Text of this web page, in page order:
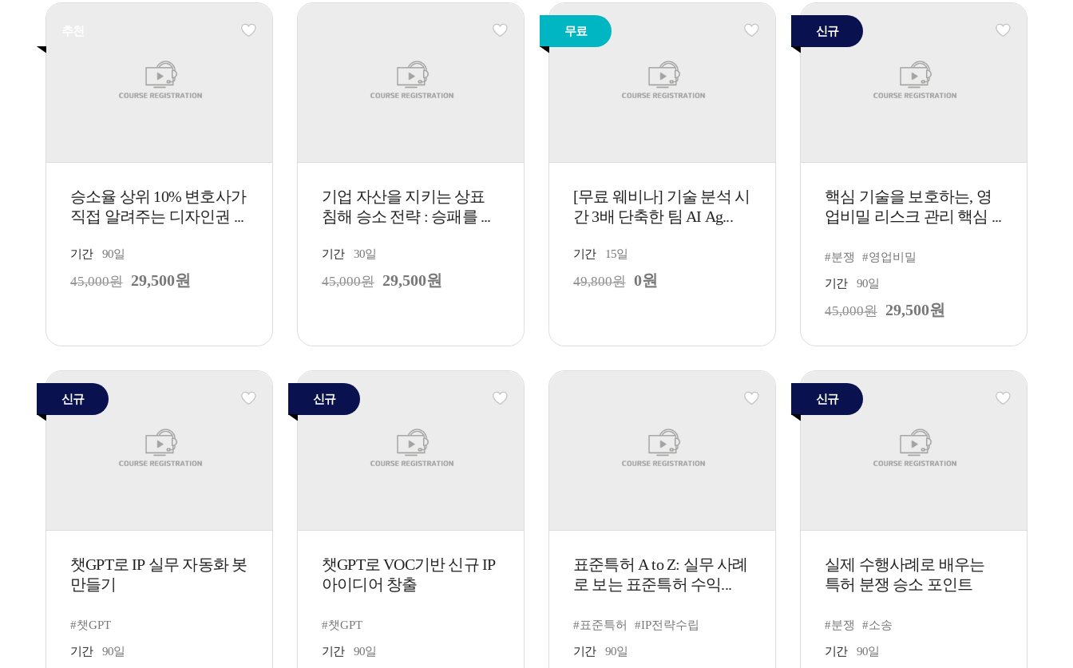
승소율 상위 10% 변호사가
직접 알려주는 디자인권 ...
기간 90일
45,000원 29,500원
기업 자산을 지키는 상표
침해 승소 전략 : 승패를 ...
기간 30일
45,000원 29,500원
무료
[무료 웨비나] 기술 분석 시
간 3배 단축한 팀 AI Ag...
기간 15일
49,800원 0원
신규
핵심 기술을 보호하는, 영
업비밀 리스크 관리 핵심 ...
#분쟁 #영업비밀
기간 90일
45,000원 29,500원
신규
챗GPT로 IP 실무 자동화 봇
만들기
#챗GPT
기간 90일
신규
챗GPT로 VOC기반 신규 IP
아이디어 창출
#챗GPT
기간 90일
표준특허 A to Z: 실무 사례
로 보는 표준특허 수익...
#표준특허 #IP전략수립
기간 90일
신규
실제 수행사례로 배우는
특허 분쟁 승소 포인트
#분쟁 #소송
기간 90일